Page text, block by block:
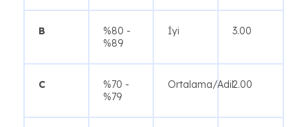
B
%80 -
%89
İyi 3.00
C
%70 -
%79
Ortalama/Adil2.00